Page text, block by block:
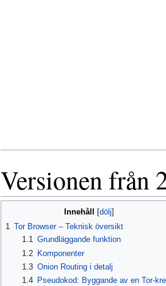
a
t
n
i
g
Versionen från
Innehåll
1 Tor Browser – Teknisk översikt
1.1 Grundläggande funktion
1.2
Komponenter
1.3 Onion Routing i detalj
1.4
Pseudokod: Byggande av en Tor-